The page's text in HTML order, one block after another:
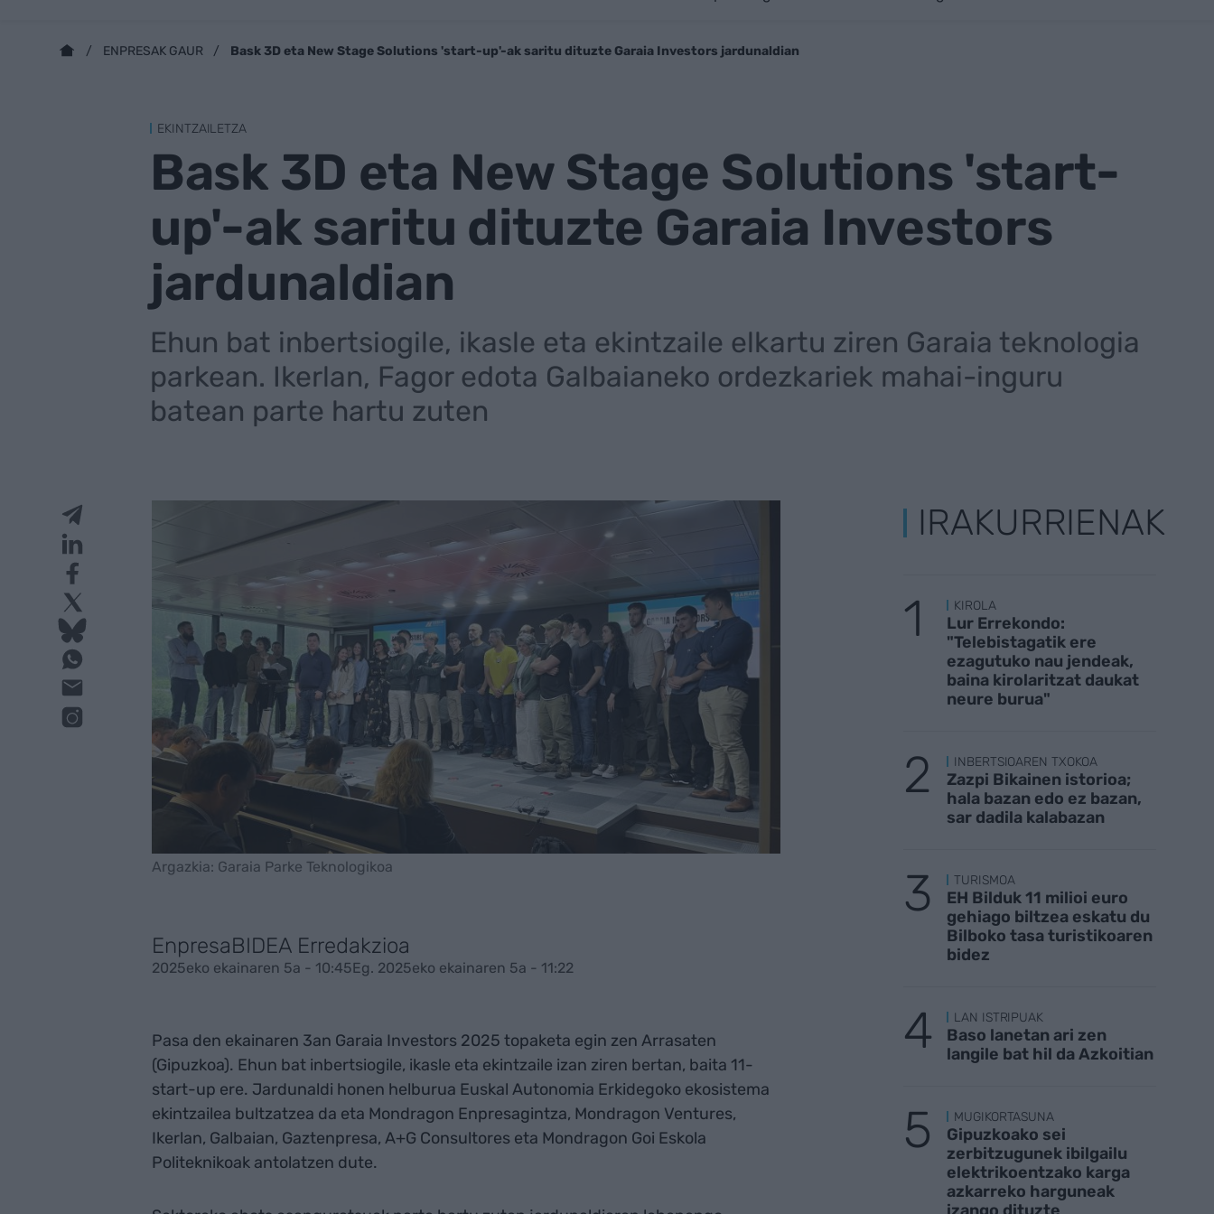
ENPRESAK GAUR Bask 3D eta New Stage Solutions 'start-up'-ak saritu dituzte Garaia Investors jardunaldian
EKINTZAILETZA
Bask 3D eta New Stage Solutions 'start-
up'-ak saritu dituzte Garaia Investors
jardunaldian
Ehun bat inbertsiogile, ikasle eta ekintzaile elkartu ziren Garaia teknologia
parkean. Ikerlan, Fagor edota Galbaianeko ordezkariek mahai-inguru
batean parte hartu zuten
Argazkia: Garaia Parke Teknologikoa
EnpresaBIDEA Erredakzioa
2025eko ekainaren 5a - 10:45Eg. 2025eko ekainaren 5a - 11:22
Pasa den ekainaren 3an Garaia Investors 2025 topaketa egin zen Arrasaten
(Gipuzkoa). Ehun bat inbertsiogile, ikasle eta ekintzaile izan ziren bertan, baita 11-
start-up ere. Jardunaldi honen helburua Euskal Autonomia Erkidegoko ekosistema
ekintzailea bultzatzea da eta Mondragon Enpresagintza, Mondragon Ventures,
Ikerlan, Galbaian, Gaztenpresa, A+G Consultores eta Mondragon Goi Eskola
Politeknikoak antolatzen dute.
IRAKURRIENAK
KIROLA
Lur Errekondo:
"Telebistagatik ere
ezagutuko nau jendeak,
baina kirolaritzat daukat
neure burua"
INBERTSIOAREN TXOKOA
Zazpi Bikainen istorioa;
hala bazan edo ez bazan,
sar dadila kalabazan
TURISMOA
EH Bilduk 11 milioi euro
gehiago biltzea eskatu du
Bilboko tasa turistikoaren
bidez
LAN ISTRIPUAK
Baso lanetan ari zen
langile bat hil da Azkoitian
MUGIKORTASUNA
Gipuzkoako sei
zerbitzugunek ibilgailu
elektrikoentzako karga
azkarreko harguneak